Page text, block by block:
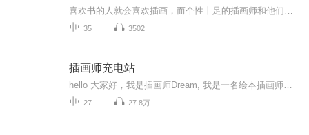
35 3502
插画师充电站
27 27.8万